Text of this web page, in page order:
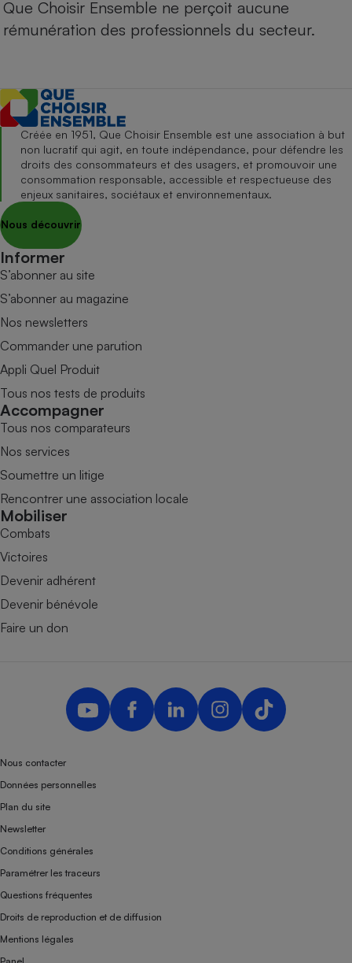
Que Choisir Ensemble ne perçoit aucune
rémunération des professionnels du secteur.
Créée en 1951, Que Choisir Ensemble est une association à but
non lucratif qui agit, en toute indépendance, pour défendre les
droits des consommateurs et des usagers, et promouvoir une
consommation responsable, accessible et respectueuse des
enjeux sanitaires, sociétaux et environnementaux.
Nous découvrir
Informer
S’abonner au site
S’abonner au magazine
Nos newsletters
Commander une parution
Appli Quel Produit
Tous nos tests de produits
Accompagner
Tous nos comparateurs
Nos services
Soumettre un litige
Rencontrer une association locale
Mobiliser
Combats
Victoires
Devenir adhérent
Devenir bénévole
Faire un don
Nous contacter
Données personnelles
Plan du site
Newsletter
Conditions générales
Paramétrer les traceurs
Questions fréquentes
Droits de reproduction et de diffusion
Mentions légales